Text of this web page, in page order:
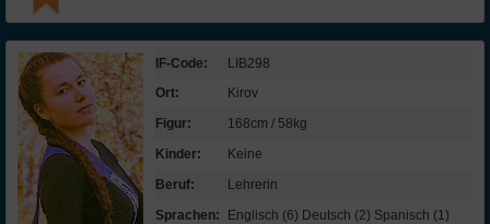
IF-Code:
LIB298
Ort:
Kirov
Figur:
168cm / 58kg
Kinder:
Keine
Beruf:
Lehrerin
Sprachen:
Englisch (6) Deutsch (2) Spanisch (1)